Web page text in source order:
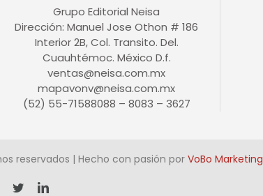
Grupo Editorial Neisa
Dirección: Manuel Jose Othon # 186
Interior 2B, Col. Transito. Del.
Cuauhtémoc. México D.f.
ventas@neisa.com.mx
mapavonv@neisa.com.mx
(52) 55-71588088 – 8083 – 3627
reservados | Hecho con pasión por VoBo Marketing
Facebook
X LinkedIn